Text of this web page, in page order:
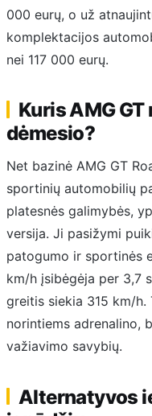
000 eurų, o už
komplektacijos
nei 117 000 eurų.
Kuris AMG
dėmesio?
Net bazinė AMG GT
sportinių automobilių
platesnės galimybės,
versija. Ji pasižymi
patogumo ir sportinės
km/h įsibėgėja per 3,7
greitis siekia 315 km/h.
norintiems adrenalino,
važiavimo savybių.
Alternatyvos